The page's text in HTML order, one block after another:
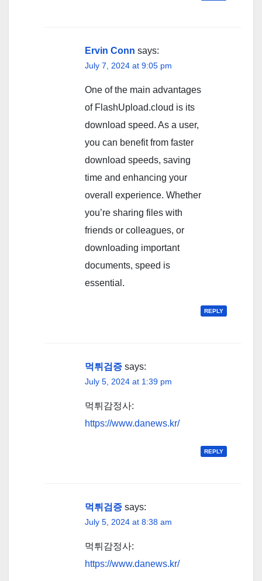
Ervin Conn says:
July 7, 2024 at 9:05 pm
One of the main advantages
of FlashUpload.cloud is its
download speed. As a user,
you can benefit from faster
download speeds, saving
time and enhancing your
overall experience. Whether
you’re sharing files with
friends or colleagues, or
downloading important
documents, speed is
essential.
REPLY
먹튀검증 says:
July 5, 2024 at 1:39 pm
먹튀감정사:
https://www.danews.kr/
REPLY
먹튀검증 says:
July 5, 2024 at 8:38 am
먹튀감정사:
https://www.danews.kr/